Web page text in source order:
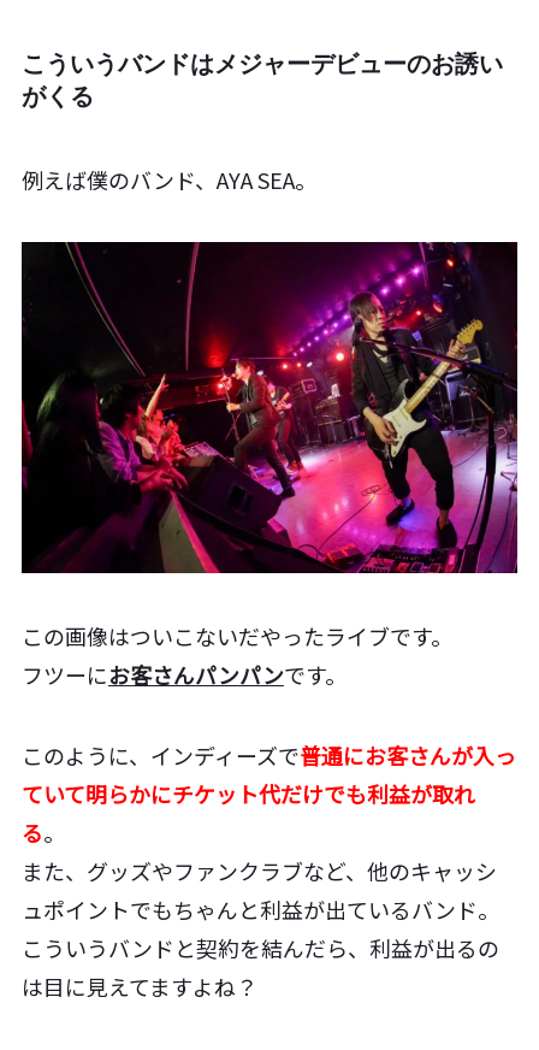
こういうバンドはメジャーデビューのお誘い
がくる
例えば僕のバンド、AYA SEA。
この画像はついこないだやったライブです。
フツーにお客さんパンパンです。
このように、インディーズで普通にお客さんが入っ
ていて明らかにチケット代だけでも利益が取れ
る。
また、グッズやファンクラブなど、他のキャッシ
ュポイントでもちゃんと利益が出ているバンド。
こういうバンドと契約を結んだら、利益が出るの
は目に見えてますよね？